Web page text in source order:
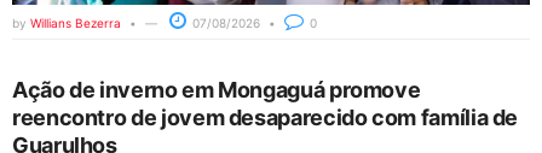
by Willians Bezerra 07/08/2026 0
Ação de inverno em Mongaguá promove
reencontro de jovem desaparecido com família de
Guarulhos